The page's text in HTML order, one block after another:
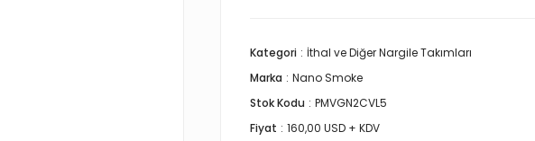
Kategori
İthal ve Diğer Nargile Takımları
Marka
Nano Smoke
Stok Kodu
PMVGN2CVL5
Fiyat
160,00 USD + KDV